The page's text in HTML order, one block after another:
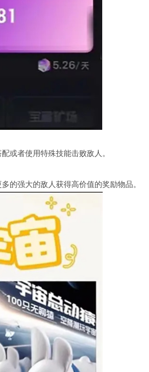
或者使用特殊技能击败敌人。
的强大的敌人获得高价值的奖励物品。